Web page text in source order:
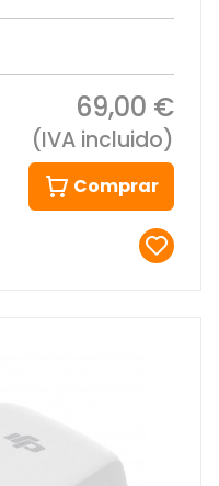
69,00 €
(IVA incluido)
Comprar